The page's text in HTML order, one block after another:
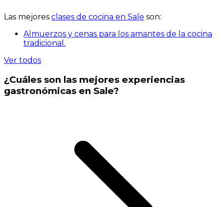
Las mejores clases de cocina en Sale son:
Almuerzos y cenas para los amantes de la cocina
tradicional.
Ver todos
¿Cuáles son las mejores experiencias
gastronómicas en Sale?